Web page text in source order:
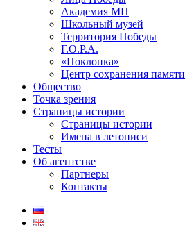
Академия МП
Школьный музей
Территория Победы
Г.О.Р.А.
«Поклонка»
Центр сохранения памяти
Общество
Точка зрения
Страницы истории
Страницы истории
Имена в летописи
Тесты
Об агентстве
Партнеры
Контакты